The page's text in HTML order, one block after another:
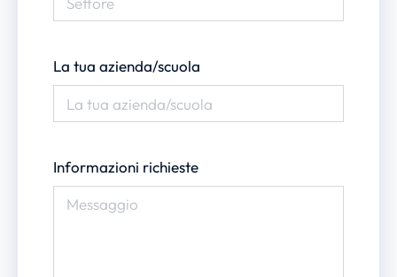
La tua azienda/scuola
Informazioni richieste